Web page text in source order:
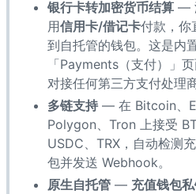
银行卡转加密货币结算 —
用信用卡/借记卡付款，你
到自托管的钱包。这是内
「Payments（支付）」
对接任何第三方支付处理商
多链支持 — 在 Bitcoin、
Polygon、Tron 上接受
USDC、TRX，自动检测
包并发送 Webhook。
原生自托管 — 充值钱包